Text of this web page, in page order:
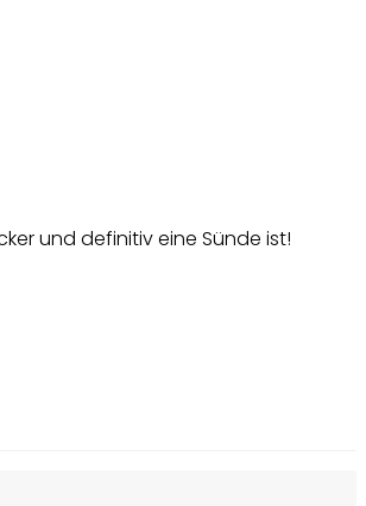
und definitiv eine Sünde ist!